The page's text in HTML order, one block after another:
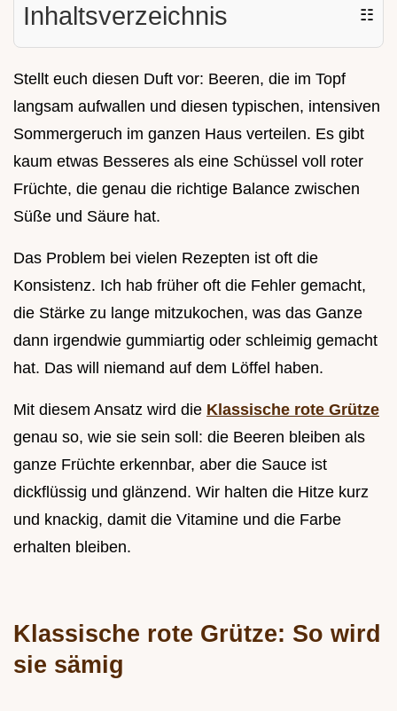
Inhaltsverzeichnis ☷
Stellt euch diesen Duft vor: Beeren, die im Topf
langsam aufwallen und diesen typischen, intensiven
Sommergeruch im ganzen Haus verteilen. Es gibt
kaum etwas Besseres als eine Schüssel voll roter
Früchte, die genau die richtige Balance zwischen
Süße und Säure hat.
Das Problem bei vielen Rezepten ist oft die
Konsistenz. Ich hab früher oft die Fehler gemacht,
die Stärke zu lange mitzukochen, was das Ganze
dann irgendwie gummiartig oder schleimig gemacht
hat. Das will niemand auf dem Löffel haben.
Mit diesem Ansatz wird die Klassische rote Grütze
genau so, wie sie sein soll: die Beeren bleiben als
ganze Früchte erkennbar, aber die Sauce ist
dickflüssig und glänzend. Wir halten die Hitze kurz
und knackig, damit die Vitamine und die Farbe
erhalten bleiben.
Klassische rote Grütze: So wird
sie sämig